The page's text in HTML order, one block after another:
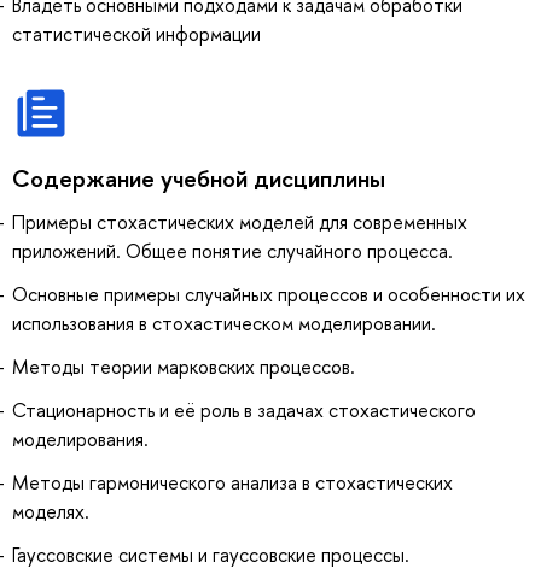
статистической информации
Содержание учебной дисциплины
Примеры стохастических моделей для современных
приложений. Общее понятие случайного процесса.
Основные примеры случайных процессов и особенности их
использования в стохастическом моделировании.
Методы теории марковских процессов.
Стационарность и её роль в задачах стохастического
моделирования.
Методы гармонического анализа в стохастических
моделях.
Гауссовские системы и гауссовские процессы.